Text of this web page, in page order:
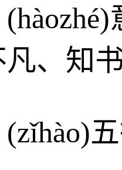
、知
五